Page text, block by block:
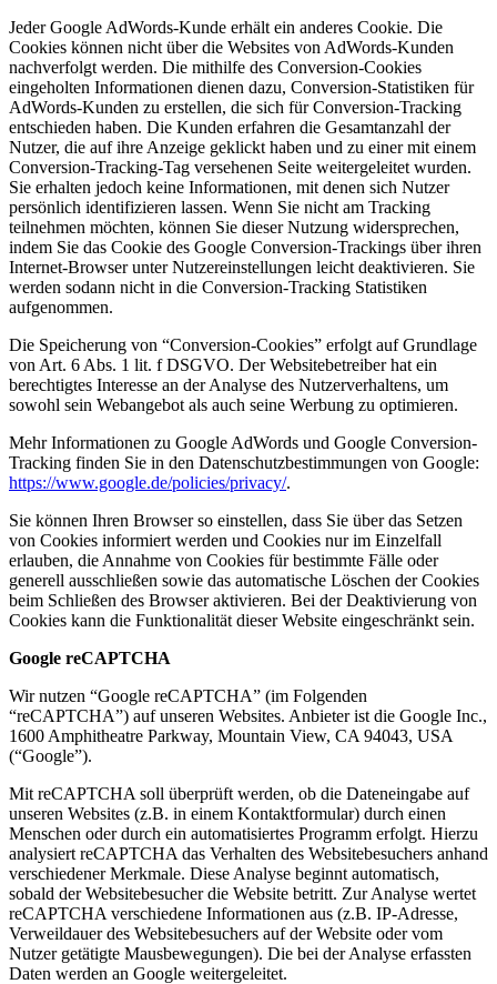
Jeder Google AdWords-Kunde erhält ein anderes Cookie. Die
Cookies können nicht über die Websites von AdWords-Kunden
nachverfolgt werden. Die mithilfe des Conversion-Cookies
eingeholten Informationen dienen dazu, Conversion-Statistiken für
AdWords-Kunden zu erstellen, die sich für Conversion-Tracking
entschieden haben. Die Kunden erfahren die Gesamtanzahl der
Nutzer, die auf ihre Anzeige geklickt haben und zu einer mit einem
Conversion-Tracking-Tag versehenen Seite weitergeleitet wurden.
Sie erhalten jedoch keine Informationen, mit denen sich Nutzer
persönlich identifizieren lassen. Wenn Sie nicht am Tracking
teilnehmen möchten, können Sie dieser Nutzung widersprechen,
indem Sie das Cookie des Google Conversion-Trackings über ihren
Internet-Browser unter Nutzereinstellungen leicht deaktivieren. Sie
werden sodann nicht in die Conversion-Tracking Statistiken
aufgenommen.
Die Speicherung von “Conversion-Cookies” erfolgt auf Grundlage
von Art. 6 Abs. 1 lit. f DSGVO. Der Websitebetreiber hat ein
berechtigtes Interesse an der Analyse des Nutzerverhaltens, um
sowohl sein Webangebot als auch seine Werbung zu optimieren.
Mehr Informationen zu Google AdWords und Google Conversion-
Tracking finden Sie in den Datenschutzbestimmungen von Google:
https://www.google.de/policies/privacy/.
Sie können Ihren Browser so einstellen, dass Sie über das Setzen
von Cookies informiert werden und Cookies nur im Einzelfall
erlauben, die Annahme von Cookies für bestimmte Fälle oder
generell ausschließen sowie das automatische Löschen der Cookies
beim Schließen des Browser aktivieren. Bei der Deaktivierung von
Cookies kann die Funktionalität dieser Website eingeschränkt sein.
Google reCAPTCHA
Wir nutzen “Google reCAPTCHA” (im Folgenden
“reCAPTCHA”) auf unseren Websites. Anbieter ist die Google Inc.,
1600 Amphitheatre Parkway, Mountain View, CA 94043, USA
(“Google”).
Mit reCAPTCHA soll überprüft werden, ob die Dateneingabe auf
unseren Websites (z.B. in einem Kontaktformular) durch einen
Menschen oder durch ein automatisiertes Programm erfolgt. Hierzu
analysiert reCAPTCHA das Verhalten des Websitebesuchers anhand
verschiedener Merkmale. Diese Analyse beginnt automatisch,
sobald der Websitebesucher die Website betritt. Zur Analyse wertet
reCAPTCHA verschiedene Informationen aus (z.B. IP-Adresse,
Verweildauer des Websitebesuchers auf der Website oder vom
Nutzer getätigte Mausbewegungen). Die bei der Analyse erfassten
Daten werden an Google weitergeleitet.